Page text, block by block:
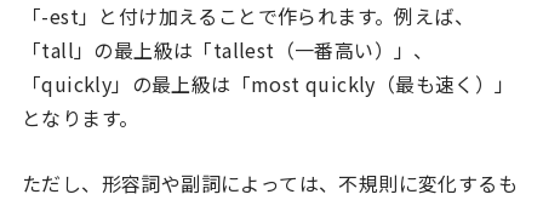
「-est」と付け加えることで作られます。例えば、
「tall」の最上級は「tallest（一番高い）」、
「quickly」の最上級は「most quickly（最も速く）」
となります。
ただし、形容詞や副詞によっては、不規則に変化するも